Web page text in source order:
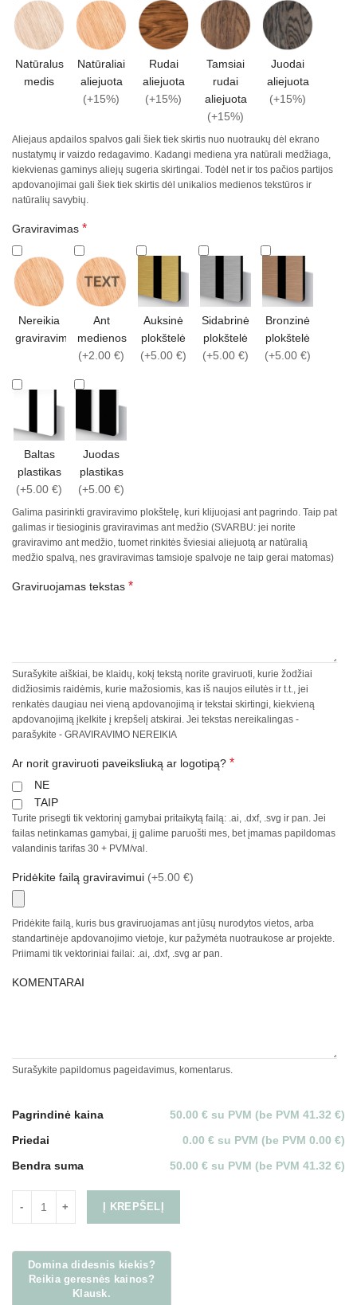
Natūralus
medis
Natūraliai
aliejuota
(+15%)
Rudai
aliejuota
(+15%)
Tamsiai
rudai
aliejuota
(+15%)
Juodai
aliejuota
(+15%)
Aliejaus apdailos spalvos gali šiek tiek skirtis nuo nuotraukų dėl ekrano
nustatymų ir vaizdo redagavimo. Kadangi mediena yra natūrali medžiaga,
kiekvienas gaminys aliejų sugeria skirtingai. Todėl net ir tos pačios partijos
apdovanojimai gali šiek tiek skirtis dėl unikalios medienos tekstūros ir
natūralių savybių.
Graviravimas *
Nereikia
graviravimo
Ant
medienos
(+2.00 €)
Auksinė
plokštelė
(+5.00 €)
Sidabrinė
plokštelė
(+5.00 €)
Bronzinė
plokštelė
(+5.00 €)
Baltas
plastikas
(+5.00 €)
Juodas
plastikas
(+5.00 €)
Galima pasirinkti graviravimo plokštelę, kuri klijuojasi ant pagrindo. Taip pat
galimas ir tiesioginis graviravimas ant medžio (SVARBU: jei norite
graviravimo ant medžio, tuomet rinkitės šviesiai aliejuotą ar natūralią
medžio spalvą, nes graviravimas tamsioje spalvoje ne taip gerai matomas)
Graviruojamas tekstas *
Surašykite aiškiai, be klaidų, kokį tekstą norite graviruoti, kurie žodžiai
didžiosimis raidėmis, kurie mažosiomis, kas iš naujos eilutės ir t.t., jei
renkatės daugiau nei vieną apdovanojimą ir tekstai skirtingi, kiekvieną
apdovanojimą įkelkite į krepšelį atskirai. Jei tekstas nereikalingas -
parašykite - GRAVIRAVIMO NEREIKIA
Ar norit graviruoti paveiksliuką ar logotipą? *
NE
TAIP
Turite prisegti tik vektorinį gamybai pritaikytą failą: .ai, .dxf, .svg ir pan. Jei
failas netinkamas gamybai, jį galime paruošti mes, bet įmamas papildomas
valandinis tarifas 30 + PVM/val.
Pridėkite failą graviravimui (+5.00 €)
Pridėkite failą, kuris bus graviruojamas ant jūsų nurodytos vietos, arba
standartinėje apdovanojimo vietoje, kur pažymėta nuotraukose ar projekte.
Priimami tik vektoriniai failai: .ai, .dxf, .svg ar pan.
KOMENTARAI
Surašykite papildomus pageidavimus, komentarus.
Pagrindinė kaina
50.00 € su PVM (be PVM 41.32 €)
Priedai
0.00 € su PVM (be PVM 0.00 €)
Bendra suma
50.00 € su PVM (be PVM 41.32 €)
Į KREPŠELĮ